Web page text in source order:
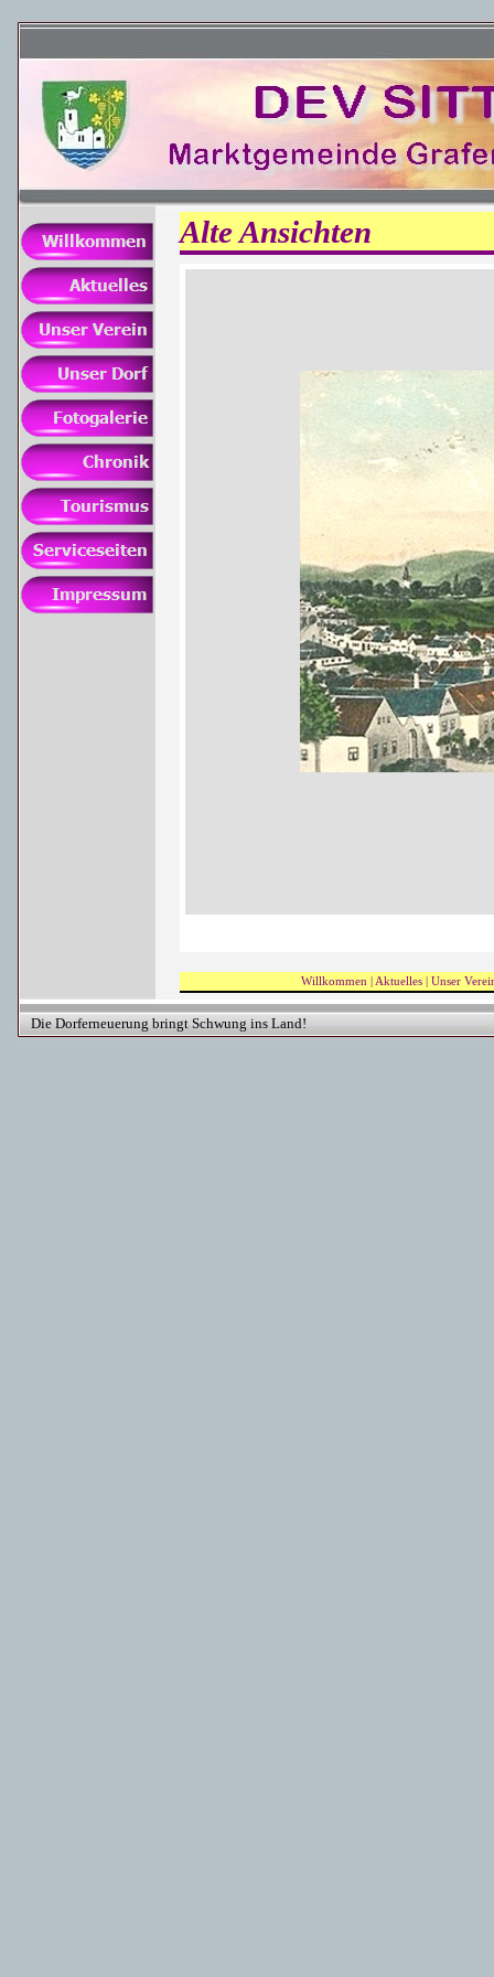
Alte Ansichten
Willkommen | Aktuelles| Unser
Die Dorferneuerung bringt Schwung ins Land!